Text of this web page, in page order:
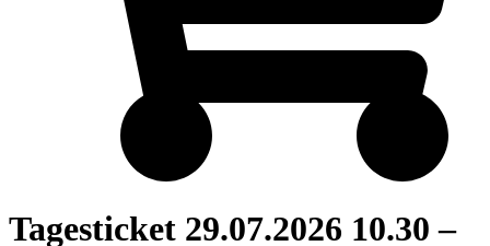
Tagesticket 29.07.2026 10.30 –